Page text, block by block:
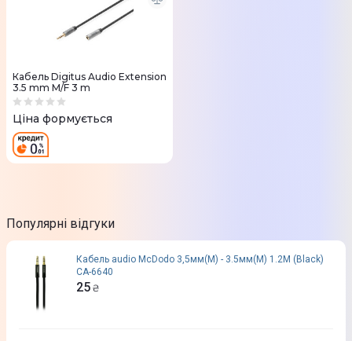
Кабель Digitus Audio Extension
3.5 mm M/F 3 m
Ціна формується
Популярні відгуки
Кабель audio McDodo 3,5мм(M) - 3.5мм(M) 1.2M (Black)
CA-6640
25 ₴